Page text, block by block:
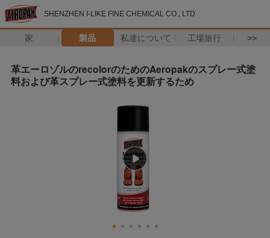
SHENZHEN I-LIKE FINE CHEMICAL CO., LTD
家 製品 私達について 工場旅行 >>
革エーロゾルのrecolorのためのAeropakのスプレー式塗
料および革スプレー式塗料を更新するため